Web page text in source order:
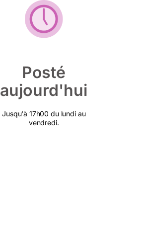
Posté
aujourd'hui
Jusqu'à 17h00 du lundi au
vendredi.